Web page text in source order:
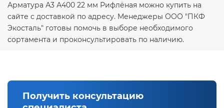
Арматура А3 А400 22 мм Рифлёная можно купить на
сайте с доставкой по адресу. Менеджеры ООО "ПКФ
Экосталь" готовы помочь в выборе необходимого
сортамента и проконсультировать по наличию.
Получить консультацию